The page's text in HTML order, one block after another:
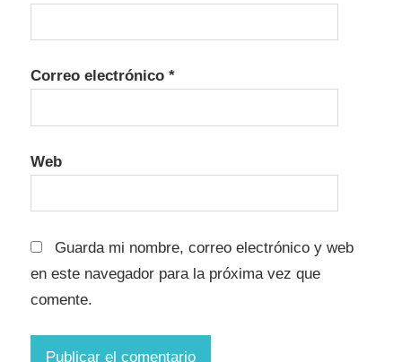
Correo electrónico *
Web
Guarda mi nombre, correo electrónico y web
en este navegador para la próxima vez que
comente.